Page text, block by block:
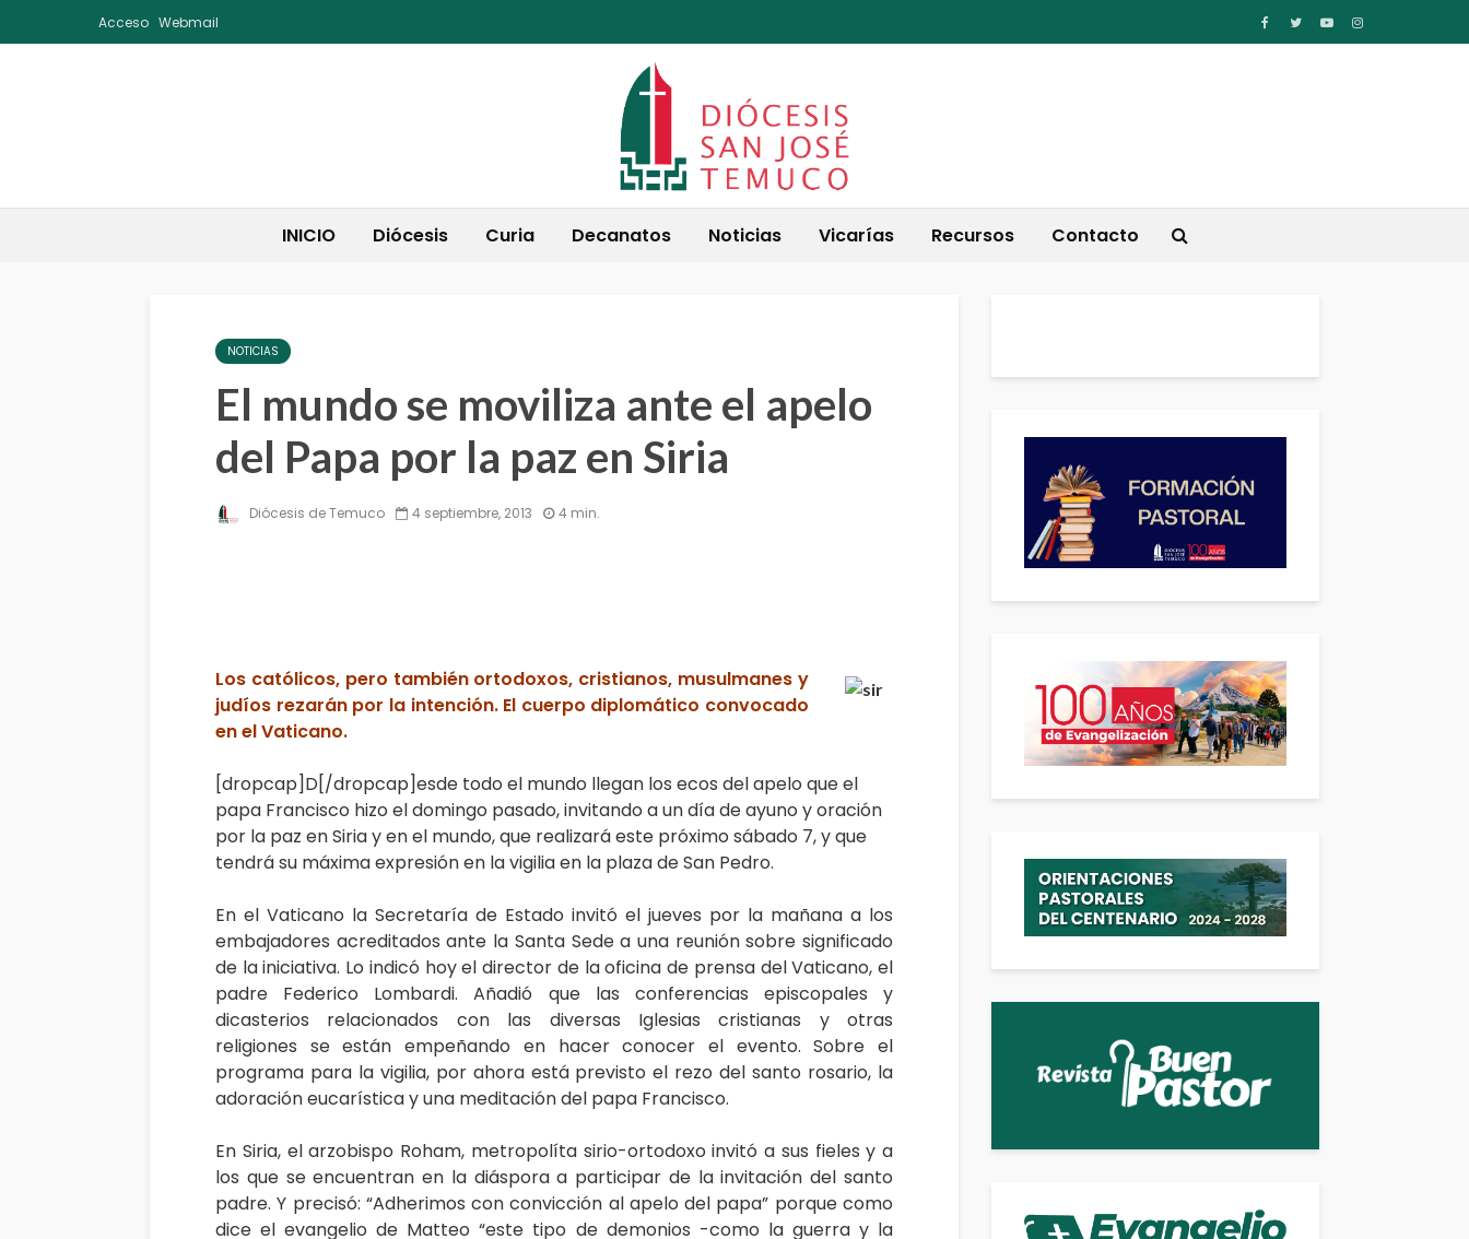
Acceso Webmail
INICIO Diócesis Curia Decanatos Noticias Vicarías Recursos Contacto
NOTICIAS
El mundo se moviliza ante el apelo
del Papa por la paz en Siria
Diócesis de Temuco 4 septiembre, 2013 4 min.
Los católicos, pero también ortodoxos, cristianos, musulmanes y
judíos rezarán por la intención. El cuerpo diplomático convocado
en el Vaticano.
[dropcap]D[/dropcap]esde todo el mundo llegan los ecos del apelo que el
papa Francisco hizo el domingo pasado, invitando a un día de ayuno y oración
por la paz en Siria y en el mundo, que realizará este próximo sábado 7, y que
tendrá su máxima expresión en la vigilia en la plaza de San Pedro.
En el Vaticano la Secretaría de Estado invitó el jueves por la mañana a los
embajadores acreditados ante la Santa Sede a una reunión sobre significado
de la iniciativa. Lo indicó hoy el director de la oficina de prensa del Vaticano, el
padre Federico Lombardi. Añadió que las conferencias episcopales y
dicasterios relacionados con las diversas Iglesias cristianas y otras
religiones se están empeñando en hacer conocer el evento. Sobre el
programa para la vigilia, por ahora está previsto el rezo del santo rosario, la
adoración eucarística y una meditación del papa Francisco.
En Siria, el arzobispo Roham, metropolíta sirio-ortodoxo invitó a sus fieles y a
los que se encuentran en la diáspora a participar de la invitación del santo
padre. Y precisó: “Adherimos con convicción al apelo del papa” porque como
dice el evangelio de Matteo “este tipo de demonios -como la guerra y la